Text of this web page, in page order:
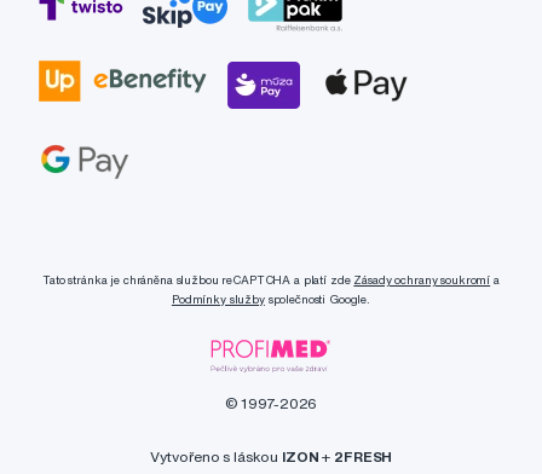
Tato stránka je chráněna službou reCAPTCHA a platí zde Zásady ochrany soukromí a
Podmínky službyspolečnosti Google.
© 1997-2026
Vytvořeno s láskou IZON + 2FRESH